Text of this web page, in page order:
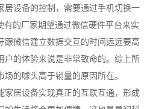
居设备的控制，需要通过手机切换一
的厂家期望通过微信硬件平台来实
跟微信建立数据交互的时间远远要高
户的体验来说是非常致命的。综上所
的噱头高于销量的原因所在。
家居设备实现真正的互联互通，形成